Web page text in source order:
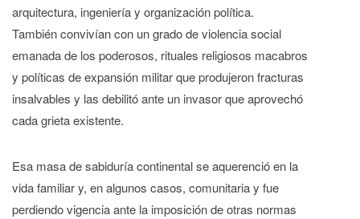
arquitectura, ingeniería y organización política.
También convivían con un grado de violencia social
emanada de los poderosos, rituales religiosos macabros
y políticas de expansión militar que produjeron fracturas
insalvables y las debilitó ante un invasor que aprovechó
cada grieta existente.
Esa masa de sabiduría continental se aquerenció en la
vida familiar y, en algunos casos, comunitaria y fue
perdiendo vigencia ante la imposición de otras normas